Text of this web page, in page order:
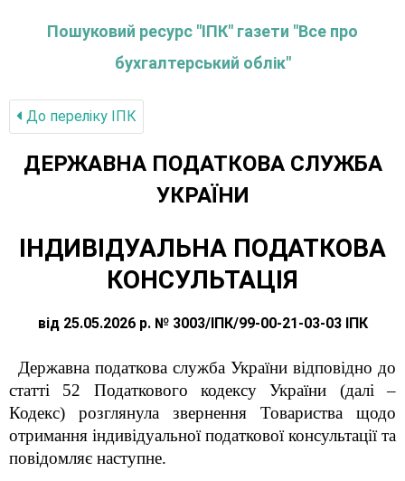
Пошуковий ресурс "ІПК" газети "Все про
бухгалтерський облік"
До переліку IПК
ДЕРЖАВНА ПОДАТКОВА СЛУЖБА
УКРАЇНИ
ІНДИВІДУАЛЬНА ПОДАТКОВА
КОНСУЛЬТАЦІЯ
від 25.05.2026 р. № 3003/ІПК/99-00-21-03-03 ІПК
Державна податкова служба України відповідно до
статті 52 Податкового кодексу України (далі –
Кодекс) розглянула звернення Товариства щодо
отримання індивідуальної податкової консультації та
повідомляє наступне.